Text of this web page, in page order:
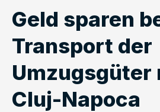
Geld sparen
Transport der
Umzugsgüter
Cluj-Napoca